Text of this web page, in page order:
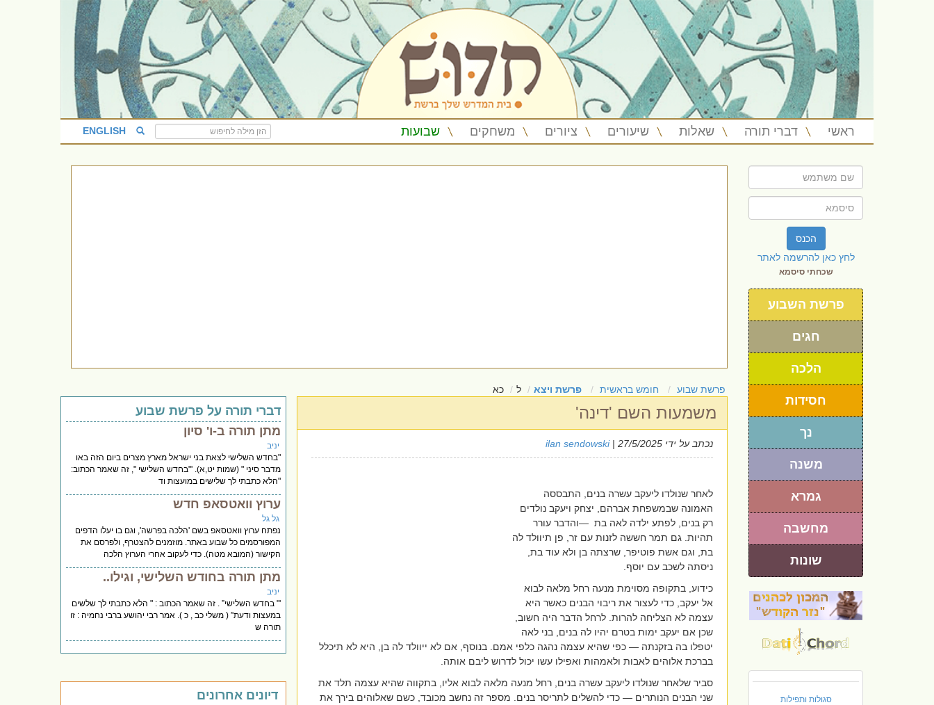
ראשי דברי תורה שאלות שיעורים ציורים משחקים שבועות ENGLISH
הכנס
לחץ כאן להרשמה לאתר
שכחתי סיסמא
פרשת השבוע
חגים
הלכה
חסידות
נך
משנה
גמרא
מחשבה
שונות
סגולות ותפילות
פרשת שבוע חומש בראשית פרשת ויצא ל כא
משמעות השם 'דינה'
נכתב על ידי ilan sendowski| 27/5/2025
לאחר שנולדו ליעקב עשרה בנים, התבססה
האמונה שבמשפחת אברהם, יצחק ויעקב נולדים
רק בנים, לפתע ילדה לאה בת —והדבר עורר
תהיות. גם תמר חששה לזנות עם זר, פן תיוולד לה
בת, וגם אשת פוטיפר, שרצתה בן ולא עוד בת,
ניסתה לשכב עם יוסף.
כידוע, בתקופה מסוימת מנעה רחל מלאה לבוא
אל יעקב, כדי לעצור את ריבוי הבנים כאשר היא
עצמה לא הצליחה להרות. לרחל הדבר היה חשוב,
שכן אם יעקב ימות בטרם יהיו לה בנים, בני לאה
יטפלו בה בזקנתה — כפי שהיא עצמה נהגה כלפי אמם. בנוסף, אם לא ייוולד לה בן, היא לא תיכלל
בברכת אלוהים לאבות ולאמהות ואפילו עשו יכול לדרוש ליבם אותה.
סביר שלאחר שנולדו ליעקב עשרה בנים, רחל מנעה מלאה לבוא אליו, בתקווה שהיא עצמה תלד את
שני הבנים הנותרים — כדי להשלים לתריסר בנים. מספר זה נחשב מכובד, כשם שאלוהים בירך את
דברי תורה על פרשת שבוע
מתן תורה ב-ו' סיון
יניב
"בחדש השלישי לצאת בני ישראל מארץ מצרים ביום הזה באו
מדבר סיני " (שמות יט,א). '"בחדש השלישי ", זה שאמר הכתוב:
"הלא כתבתי לך שלישים במועצות וד
ערוץ וואטסאפ חדש
גל גל
נפתח ערוץ וואטסאפ בשם 'הלכה בפרשה', וגם בו יעלו הדפים
המפורסמים כל שבוע באתר. מוזמנים להצטרף, ולפרסם את
הקישור (המובא מטה). כדי לעקוב אחרי הערוץ הלכה
מתן תורה בחודש השלישי, וגילו..
יניב
'" בחדש השלישי” . זה שאמר הכתוב : " הלא כתבתי לך שלשים
במעצות ודעת” ( משלי כב , כ ). אמר רבי יהושע ברבי נחמיה : זו
תורה ש
דיונים אחרונים